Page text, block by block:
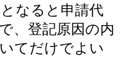
なると申請代
、登記原因の内
てだけでよい